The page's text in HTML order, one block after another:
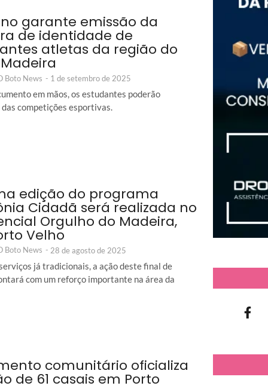
garante emissão da
de identidade de
atletas da região do
Boto News - 1 de setembro de 2025
em mãos, os estudantes poderão
competições esportivas.
edição do programa
Cidadã será realizada no
Orgulho do Madeira,
Velho
Boto News - 28 de agosto de 2025
já tradicionais, a ação deste final de
com um reforço importante na área da
comunitário oficializa
de 61 casais em Porto